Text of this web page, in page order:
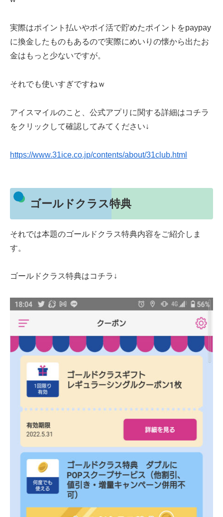
実際はポイント払いやポイ活で貯めたポイントをpaypay
に換金したものもあるので実際にめいりの懐から出たお
金はもっと少ないですが。
それでも使いすぎですねｗ
アイスマイルのこと、公式アプリに関する詳細はコチラ
をクリックして確認してみてください↓
https://www.31ice.co.jp/contents/about/31club.html
ゴールドクラス特典
それでは本題のゴールドクラス特典内容をご紹介しま
す。
ゴールドクラス特典はコチラ↓